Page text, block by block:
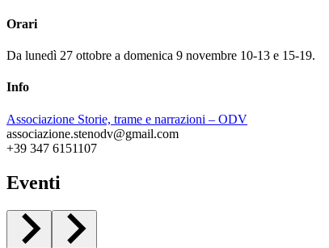
Orari
Da lunedì 27 ottobre a domenica 9 novembre 10-13 e 15-19.
Info
Associazione Storie, trame e narrazioni – ODV
associazione.stenodv@gmail.com
+39 347 6151107
Eventi